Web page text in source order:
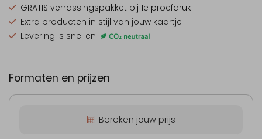
GRATIS verrassingspakket bij 1e proefdruk
Extra producten in stijl van jouw kaartje
Levering is snel en
Formaten en prijzen
Bereken jouw prijs